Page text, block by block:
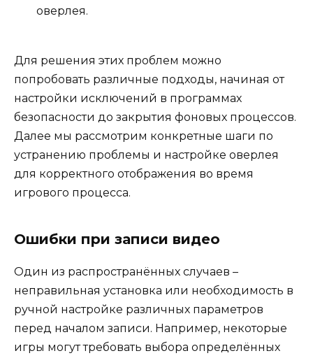
оверлея.
Для решения этих проблем можно
попробовать различные подходы, начиная от
настройки исключений в программах
безопасности до закрытия фоновых процессов.
Далее мы рассмотрим конкретные шаги по
устранению проблемы и настройке оверлея
для корректного отображения во время
игрового процесса.
Ошибки при записи видео
Один из распространённых случаев –
неправильная установка или необходимость в
ручной настройке различных параметров
перед началом записи. Например, некоторые
игры могут требовать выбора определённых